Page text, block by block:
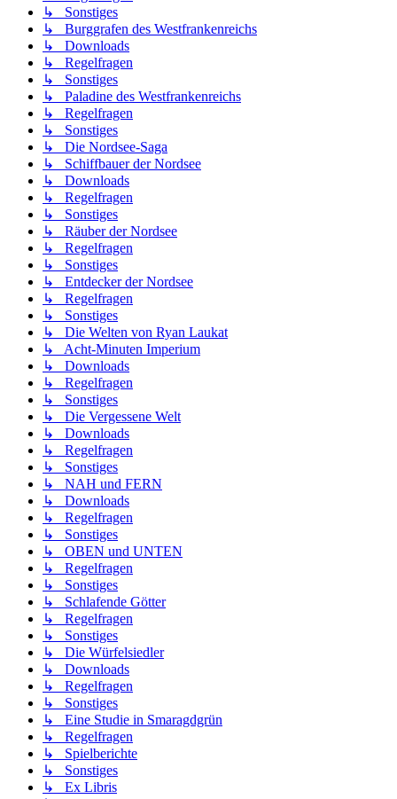
↳ Sonstiges
↳ Burggrafen des Westfrankenreichs
↳ Downloads
↳ Regelfragen
↳ Sonstiges
↳ Paladine des Westfrankenreichs
↳ Regelfragen
↳ Sonstiges
↳ Die Nordsee-Saga
↳ Schiffbauer der Nordsee
↳ Downloads
↳ Regelfragen
↳ Sonstiges
↳ Räuber der Nordsee
↳ Regelfragen
↳ Sonstiges
↳ Entdecker der Nordsee
↳ Regelfragen
↳ Sonstiges
↳ Die Welten von Ryan Laukat
↳ Acht-Minuten Imperium
↳ Downloads
↳ Regelfragen
↳ Sonstiges
↳ Die Vergessene Welt
↳ Downloads
↳ Regelfragen
↳ Sonstiges
↳ NAH und FERN
↳ Downloads
↳ Regelfragen
↳ Sonstiges
↳ OBEN und UNTEN
↳ Regelfragen
↳ Sonstiges
↳ Schlafende Götter
↳ Regelfragen
↳ Sonstiges
↳ Die Würfelsiedler
↳ Downloads
↳ Regelfragen
↳ Sonstiges
↳ Eine Studie in Smaragdgrün
↳ Regelfragen
↳ Spielberichte
↳ Sonstiges
↳ Ex Libris